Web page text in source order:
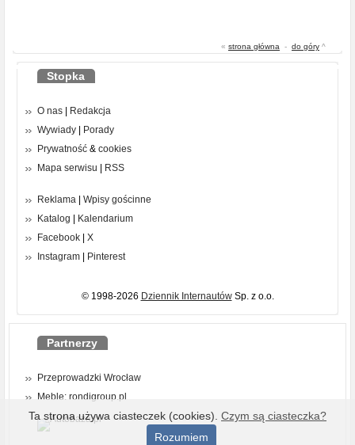
« strona główna - do góry ^
Stopka
O nas
Redakcja
Wywiady
Porady
Prywatność & cookies
Mapa serwisu
RSS
Reklama
Wpisy gościnne
Katalog
Kalendarium
Facebook
X
Instagram
Pinterest
© 1998-2026 Dziennik InternautówSp. z o.o.
Partnerzy
Przeprowadzki Wrocław
Meble: rondigroup.pl
Ta strona używa ciasteczek (cookies). Czym są ciasteczka?
Rozumiem